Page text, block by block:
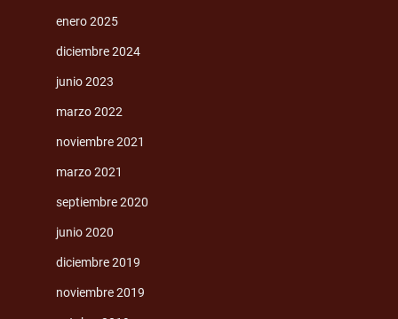
enero 2025
diciembre 2024
junio 2023
marzo 2022
noviembre 2021
marzo 2021
septiembre 2020
junio 2020
diciembre 2019
noviembre 2019